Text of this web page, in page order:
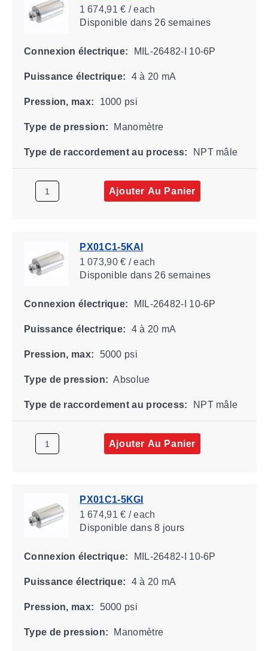
1 674,91 € / each
Disponibledans 26 semaines
Connexion électrique: MIL-26482-I 10-6P
Puissance électrique: 4 à 20 mA
Pression, max: 1000 psi
Type de pression: Manomètre
Type de raccordement au process: NPT mâle
Ajouter Au Panier
PX01C1-5KAI
1 073,90 € / each
Disponibledans 26 semaines
Connexion électrique: MIL-26482-I 10-6P
Puissance électrique: 4 à 20 mA
Pression, max: 5000 psi
Type de pression: Absolue
Type de raccordement au process: NPT mâle
Ajouter Au Panier
PX01C1-5KGI
1 674,91 € / each
Disponibledans 8 jours
Connexion électrique: MIL-26482-I 10-6P
Puissance électrique: 4 à 20 mA
Pression, max: 5000 psi
Type de pression: Manomètre